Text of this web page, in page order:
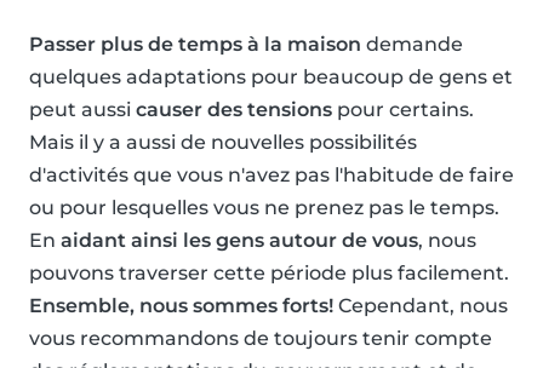
Passer plus de temps à la maison demande
quelques adaptations pour beaucoup de gens et
peut aussi causer des tensions pour certains.
Mais il y a aussi de nouvelles possibilités
d'activités que vous n'avez pas l'habitude de faire
ou pour lesquelles vous ne prenez pas le temps.
En aidant ainsi les gens autour de vous, nous
pouvons traverser cette période plus facilement.
Ensemble, nous sommes forts! Cependant, nous
vous recommandons de toujours tenir compte